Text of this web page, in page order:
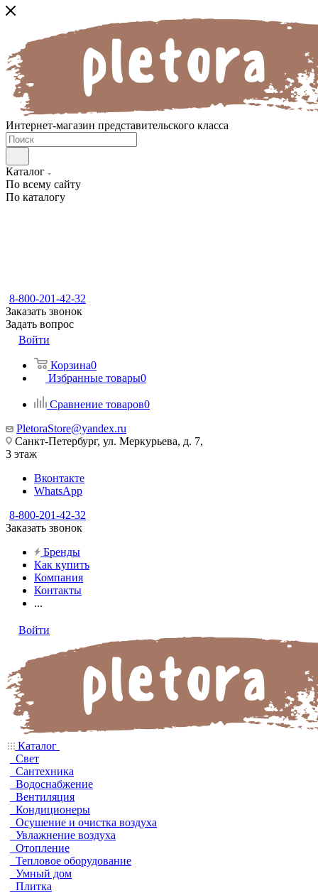
Интернет-магазин представительского класса
Каталог
По всему сайту
По каталогу
8-800-201-42-32
Заказать звонок
Задать вопрос
Войти
Корзина0
Избранные товары0
Сравнение товаров0
PletoraStore@yandex.ru
Санкт-Петербург, ул. Меркурьева, д. 7,
3 этаж
Вконтакте
WhatsApp
8-800-201-42-32
Заказать звонок
Бренды
Как купить
Компания
Контакты
...
Войти
Каталог
Свет
Сантехника
Водоснабжение
Вентиляция
Кондиционеры
Осушение и очистка воздуха
Увлажнение воздуха
Отопление
Тепловое оборудование
Умный дом
Плитка